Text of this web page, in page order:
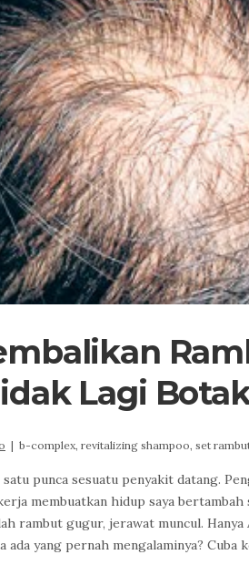
Lagi
| b-complex, revitalizing shampoo, set
punca sesuatu penyakit datang.
membuatkan hidup saya
rambut gugur, jerawat muncul.
ada yang pernah mengalaminya? Cuba